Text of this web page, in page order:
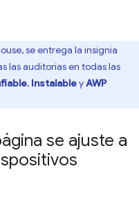
se entrega la insignia
las auditorías en todas las
, InstalableyAWP
se ajuste a